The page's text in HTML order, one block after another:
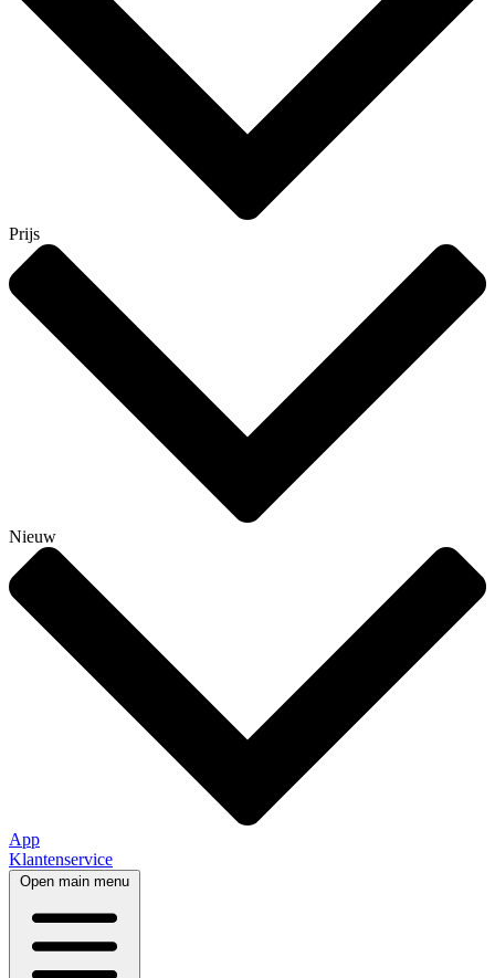
Prijs
Nieuw
App
Klantenservice
Open main menu